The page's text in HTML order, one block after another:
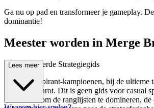
Ga nu op pad en transformeer je gameplay.
dominantie!
Meester worden in Merge
n Geavanceerde Strategiegids
Welkom, aspirant-kampioenen, bij de ultieme
Merge Brainrot. Dit is geen gids voor casual
blauwdruk om de ranglijsten te domineren, de
Lees meer